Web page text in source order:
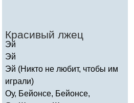
Красивый лжец
Эй
Эй
Эй (Никто не любит, чтобы им
играли)
Оу, Бейонсе, Бейонсе,